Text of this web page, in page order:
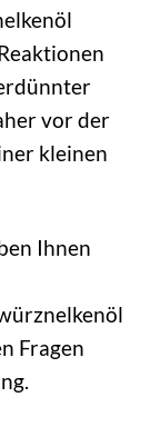
vor der
kleinen
Ihnen
Fragen